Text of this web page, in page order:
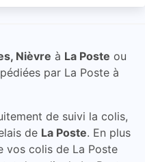
Nièvre à La Poste ou
par La Poste à
de suivi la colis,
de La Poste. En plus
vos colis de La Poste